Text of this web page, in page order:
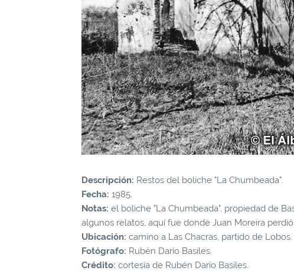
Descripción: Restos del boliche "La Chumbeada".
Fecha: 1985.
Notas: el boliche "La Chumbeada", propiedad de
algunos relatos, aquí fue donde Juan Moreira
Ubicación: camino a Las Chacras, partido de Lobos.
Fotógrafo: Rubén Darío Basiles.
Crédito: cortesía de Rubén Darío Basiles.